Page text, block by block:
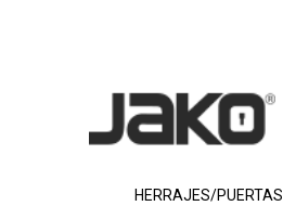
HERRAJES/PUERTAS